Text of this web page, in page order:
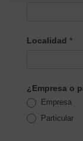
Localidad *
¿Empresa o
Empresa
Particular